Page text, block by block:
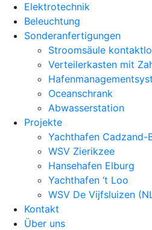
Elektrotechnik
Beleuchtung
Sonderanfertigungen
Stroomsäule
Verteilerkasten mit
Oceanschrank
Abwasserstation
Projekte
Yachthafen Cadzand-
WSV Zierikzee
Hansehafen Elburg
Yachthafen ‘t Loo
WSV De Vijfsluizen
Kontakt
Über uns